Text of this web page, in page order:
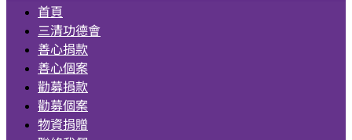
首頁
三清功德會
善心捐款
善心個案
勸募捐款
勸募個案
物資捐贈